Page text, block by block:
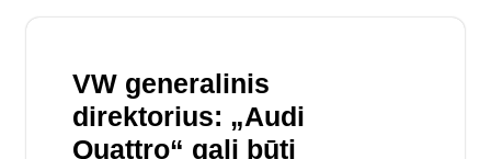
VW generalinis
direktorius: „Audi
Quattro“ gali būti